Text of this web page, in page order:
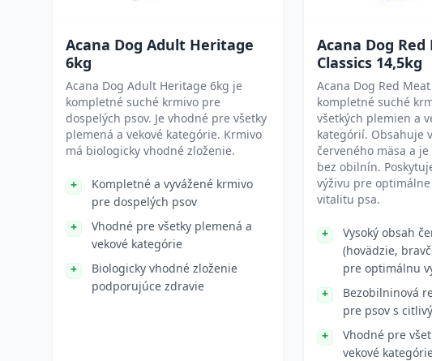
Acana Dog Adult Heritage
6kg
Acana Dog Adult Heritage 6kg je
kompletné suché krmivo pre
dospelých psov. Je vhodné pre všetky
plemená a vekové kategórie. Krmivo
má biologicky vhodné zloženie.
Kompletné a vyvážené krmivo
pre dospelých psov
Vhodné pre všetky plemená a
vekové kategórie
Biologicky vhodné zloženie
podporujúce zdravie
Acana Dog
Classics 14,5kg
Acana Dog Red
kompletné suché
všetkých plemien a
kategórií. Obsahuje
červeného mäsa a
bez obilnín.
výživu pre
vitalitu psa.
Vysoký obsah
(hovädzie,
pre optimálnu
Bezobilninová
pre psov s
Vhodné pre
vekové